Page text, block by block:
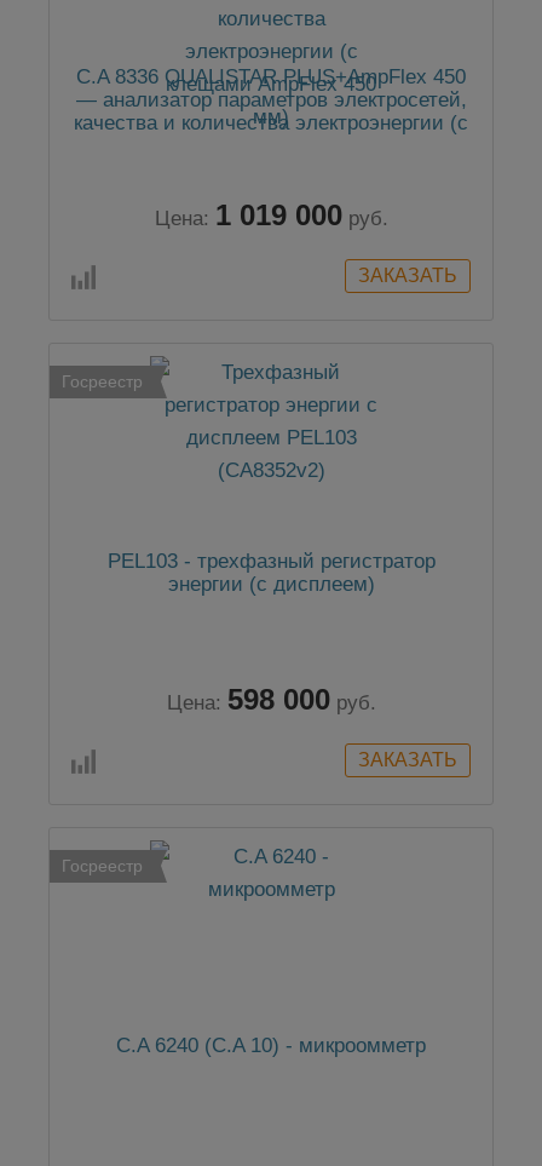
C.A 8336 QUALISTAR PLUS+AmpFlex 450
— анализатор параметров электросетей,
качества и количества электроэнергии (с
Цена: 1 019 000 руб.
Госреестр
PEL103 - трехфазный регистратор
энергии (с дисплеем)
Цена: 598 000 руб.
Госреестр
C.A 6240 (C.A 10) - микроомметр